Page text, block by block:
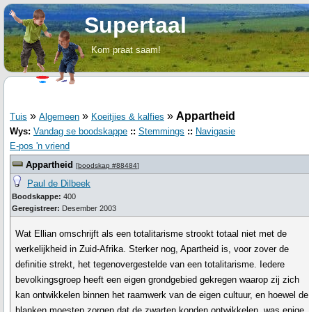
Supertaal
Kom praat saam!
Tuis » Algemeen » Koeitjies & kalfies » Appartheid
Wys: Vandag se boodskappe :: Stemmings :: Navigasie
E-pos 'n vriend
Appartheid [boodskap #88484]
Paul de Dilbeek
Boodskappe: 400
Geregistreer: Desember 2003
Wat Ellian omschrijft als een totalitarisme strookt totaal niet met de
werkelijkheid in Zuid-Afrika. Sterker nog, Apartheid is, voor zover de
definitie strekt, het tegenovergestelde van een totalitarisme. Iedere
bevolkingsgroep heeft een eigen grondgebied gekregen waarop zij zich
kan ontwikkelen binnen het raamwerk van de eigen cultuur, en hoewel de